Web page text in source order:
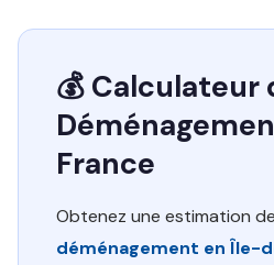
💰
France
Obtenez une estimation
déménagement en Île-